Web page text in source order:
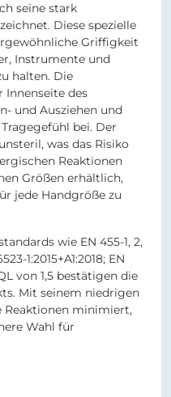
seine stark
Diese spezielle
Griffigkeit
Instrumente und
halten. Die
des
und Ausziehen und
bei. Der
was das Risiko
Reaktionen
Größen erhältlich,
jede Handgröße zu
wie EN 455-1, 2,
1:2015+A1:2018; EN
von 1,5 bestätigen die
Mit seinem niedrigen
Reaktionen minimiert,
Wahl für